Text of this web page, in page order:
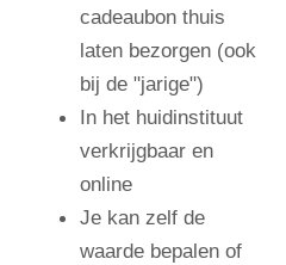
cadeaubon thuis
laten bezorgen (ook
bij de "jarige")
In het huidinstituut
verkrijgbaar en
online
Je kan zelf de
waarde bepalen of